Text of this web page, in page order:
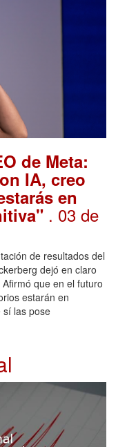
de Meta:
IA, creo
en
. 03 de
de resultados del
dejó en claro
que en el futuro
estarán en
sí las pose